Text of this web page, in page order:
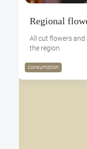
Regional
All cut flowers
the region.
consumption